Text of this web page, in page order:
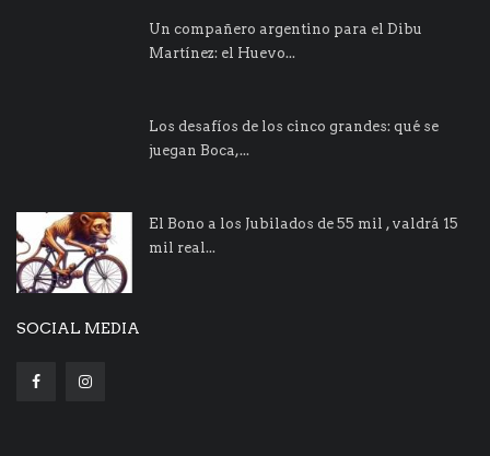
Un compañero argentino para el Dibu
Martínez: el Huevo...
Los desafíos de los cinco grandes: qué se
juegan Boca,...
El Bono a los Jubilados de 55 mil , valdrá 15
mil real...
SOCIAL MEDIA